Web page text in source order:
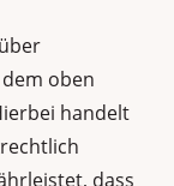
oben
handelt
dass